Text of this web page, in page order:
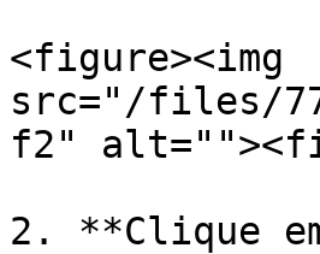
<figure><img
src="/files/
f2"
2. **Clique